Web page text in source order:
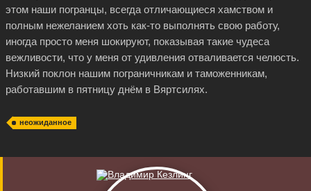
этом наши погранцы, всегда отличающиеся хамством и
полным нежеланием хоть как-товыполнять свою работу,
иногда просто меня шокируют, показывая такие чудеса
вежливости, что у меня от удивления отваливается челюсть.
Низкий поклон нашим пограничникам и таможенникам,
работавшим в пятницу днём в Вяртсилях.
неожиданное